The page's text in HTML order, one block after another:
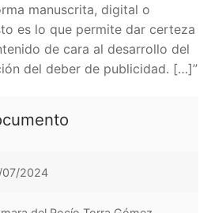
manuscrita, digital o
es lo que permite dar certeza
de cara al desarrollo del
del deber de publicidad. […]”
07/2024